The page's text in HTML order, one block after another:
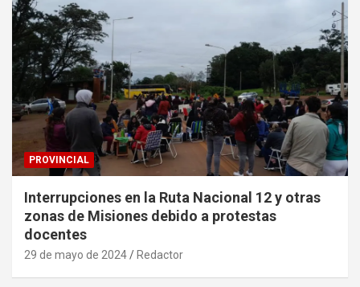
PROVINCIAL
Interrupciones en la Ruta Nacional 12 y otras
zonas de Misiones debido a protestas
docentes
29 de mayo de 2024 Redactor